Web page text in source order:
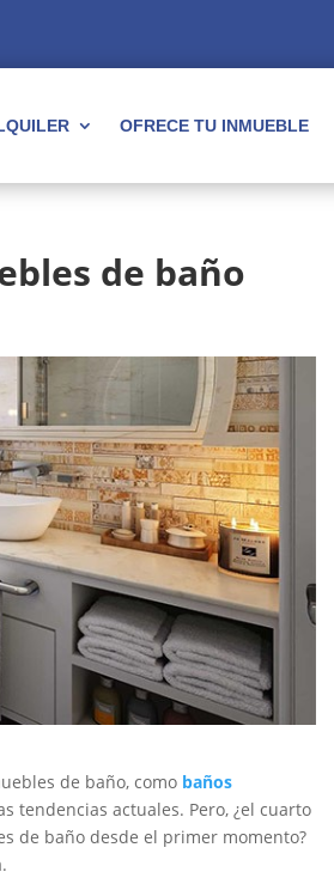
OFRECE TU INMUEBLE
de baño
de baño, como baños
tendencias actuales. Pero, ¿el cuarto
de baño desde el primer momento?